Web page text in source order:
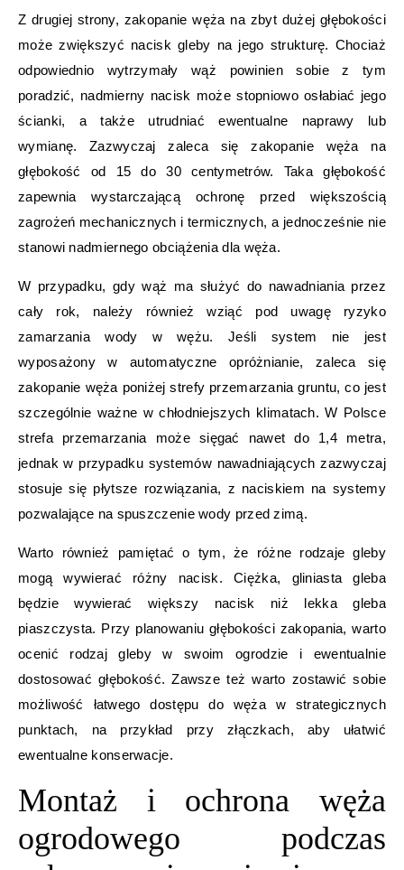
Z drugiej strony, zakopanie węża na zbyt dużej głębokości
może zwiększyć nacisk gleby na jego strukturę. Chociaż
odpowiednio wytrzymały wąż powinien sobie z tym
poradzić, nadmierny nacisk może stopniowo osłabiać jego
ścianki, a także utrudniać ewentualne naprawy lub
wymianę. Zazwyczaj zaleca się zakopanie węża na
głębokość od 15 do 30 centymetrów. Taka głębokość
zapewnia wystarczającą ochronę przed większością
zagrożeń mechanicznych i termicznych, a jednocześnie nie
stanowi nadmiernego obciążenia dla węża.
W przypadku, gdy wąż ma służyć do nawadniania przez
cały rok, należy również wziąć pod uwagę ryzyko
zamarzania wody w wężu. Jeśli system nie jest
wyposażony w automatyczne opróżnianie, zaleca się
zakopanie węża poniżej strefy przemarzania gruntu, co jest
szczególnie ważne w chłodniejszych klimatach. W Polsce
strefa przemarzania może sięgać nawet do 1,4 metra,
jednak w przypadku systemów nawadniających zazwyczaj
stosuje się płytsze rozwiązania, z naciskiem na systemy
pozwalające na spuszczenie wody przed zimą.
Warto również pamiętać o tym, że różne rodzaje gleby
mogą wywierać różny nacisk. Ciężka, gliniasta gleba
będzie wywierać większy nacisk niż lekka gleba
piaszczysta. Przy planowaniu głębokości zakopania, warto
ocenić rodzaj gleby w swoim ogrodzie i ewentualnie
dostosować głębokość. Zawsze też warto zostawić sobie
możliwość łatwego dostępu do węża w strategicznych
punktach, na przykład przy złączkach, aby ułatwić
ewentualne konserwacje.
Montaż i ochrona węża
ogrodowego podczas